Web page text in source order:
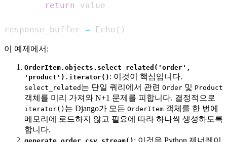
return
response_buffer = Echo ( )
이 예제에서:
OrderItem.objects.select_related('order',
'product').iterator() : 이것이 핵심입니다.
select_related 는 단일 쿼리에서 관련 Order 및 Product
객체를 미리 가져와 N+1 문제를 피합니다. 결정적으로
iterator() 는 Django가 모든 OrderItem 객체를 한 번에
메모리에 로드하지 않고 필요에 따라 하나씩 생성하도록
합니다.